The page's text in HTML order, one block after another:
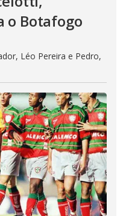
o Botafogo
Léo Pereira e Pedro,